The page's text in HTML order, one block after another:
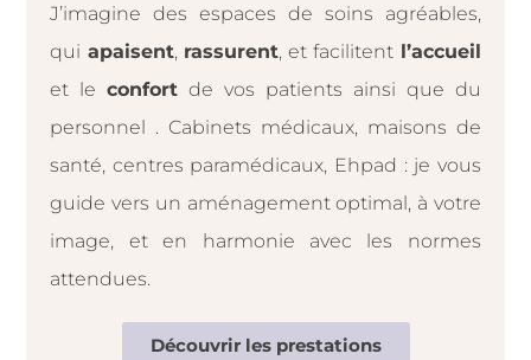
J’imagine des espaces de soins agréables,
qui apaisent, rassurent, et facilitent l’accueil
et leconfort de vos patients ainsi que du
personnel . Cabinets médicaux, maisons de
santé, centres paramédicaux, Ehpad : je vous
guide vers un aménagement optimal, à votre
image, et en harmonie avec les normes
attendues.
Découvrir les prestations